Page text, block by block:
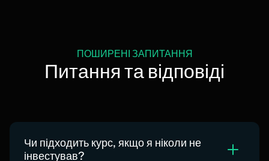
ПОШИРЕНІ ЗАПИТАННЯ
Питання та відповіді
Чи підходить курс, якщо я ніколи не
інвестував?